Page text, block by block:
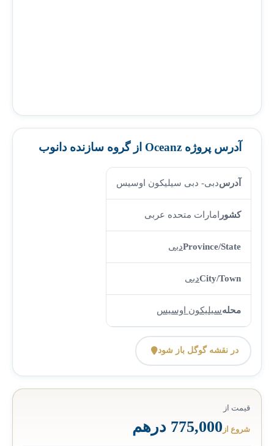
آدرس پروژه Oceanz از گروه سازنده دانوب
آدرسدبی- دبی سیلیکون اوسیس
کشورامارات متحده عربی
Province/Stateدبی
City/Townدبی
محلهسیلیکون اوسیس
در نقشه گوگل باز شود
قیمت از
شروع از 775,000 درهم